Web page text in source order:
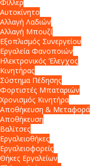
Φίλλερ
Αυτοκίνητο
Αλλαγή Λαδιών
Αλλαγή Μπουζί
Εξοπλισμός Συνεργείου
Εργαλεία Φανοποιών
Ηλεκτρονικός Έλεγχος
Κινητήρας
Σύστημα Πέδησης
Φορτιστές Μπαταριών
Χρονισμός Κινητήρα
Αποθήκευση & Μεταφορά
Αποθήκευση
Βαλίτσες
Εργαλειοθήκες
Εργαλειοφορείς
Θήκες Εργαλείων